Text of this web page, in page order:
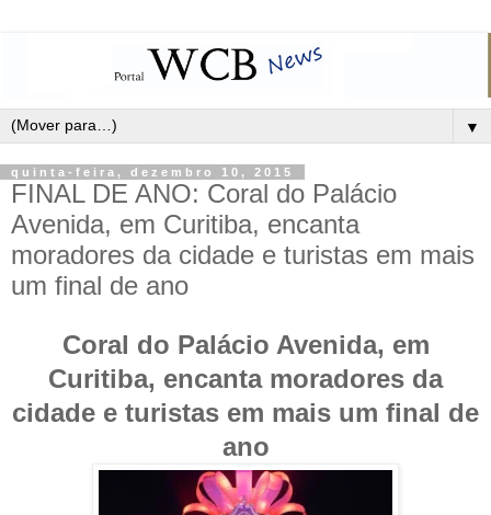
▼
quinta-feira, dezembro 10, 2015
FINAL DE ANO: Coral do Palácio
Avenida, em Curitiba, encanta
moradores da cidade e turistas em mais
um final de ano
Coral do Palácio Avenida, em
Curitiba, encanta moradores da
cidade e turistas em mais um final de
ano